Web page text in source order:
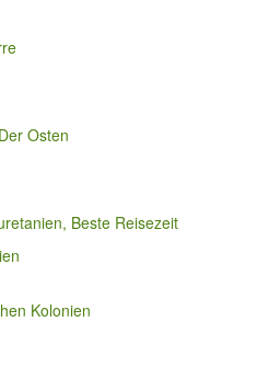
Osten
Beste Reisezeit
Kolonien